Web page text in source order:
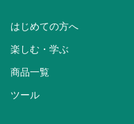
はじめての方へ
楽しむ・学ぶ
商品一覧
ツール